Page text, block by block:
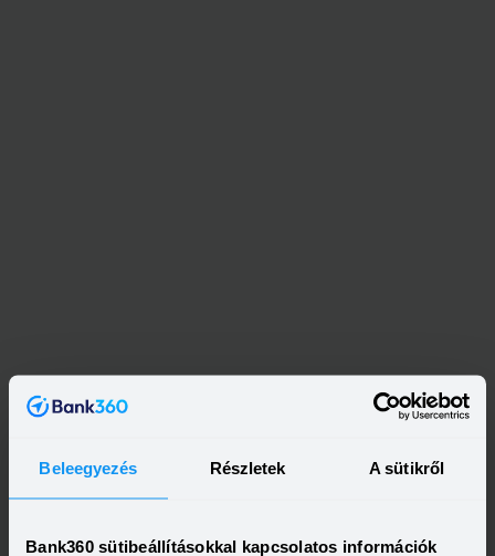
Beleegyezés Részletek A sütikről
Bank360 sütibeállításokkal kapcsolatos információk